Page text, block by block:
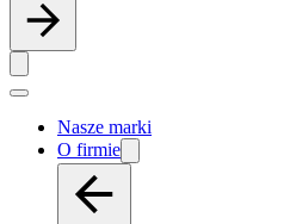
Nasze marki
O firmie